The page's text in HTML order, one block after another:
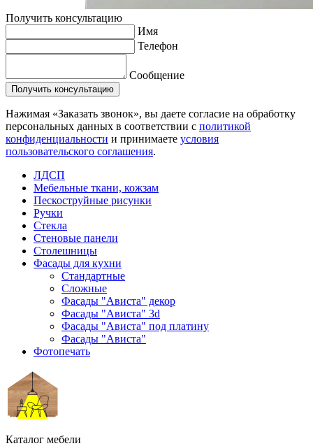
Получить консультацию
Имя
Телефон
Сообщение
Нажимая «Заказать звонок», вы даете согласие на обработку
персональных данных в соответствии с политикой
конфиденциальности и принимаете условия
пользовательского соглашения.
ЛДСП
Мебельные ткани, кожзам
Пескоструйные рисунки
Ручки
Стекла
Стеновые панели
Столешницы
Фасады для кухни
Стандартные
Сложные
Фасады "Ависта" декор
Фасады "Ависта" 3d
Фасады "Ависта" под платину
Фасады "Ависта"
Фотопечать
Каталог мебели